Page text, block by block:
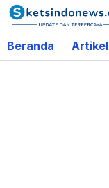
Lewati
ke
konten
Beranda Artikel